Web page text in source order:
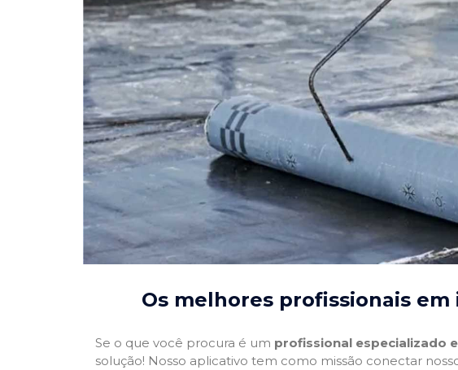
Os melhores profissionais
Se o que você procura é um profissional especializado
solução! Nosso aplicativo tem como missão conectar